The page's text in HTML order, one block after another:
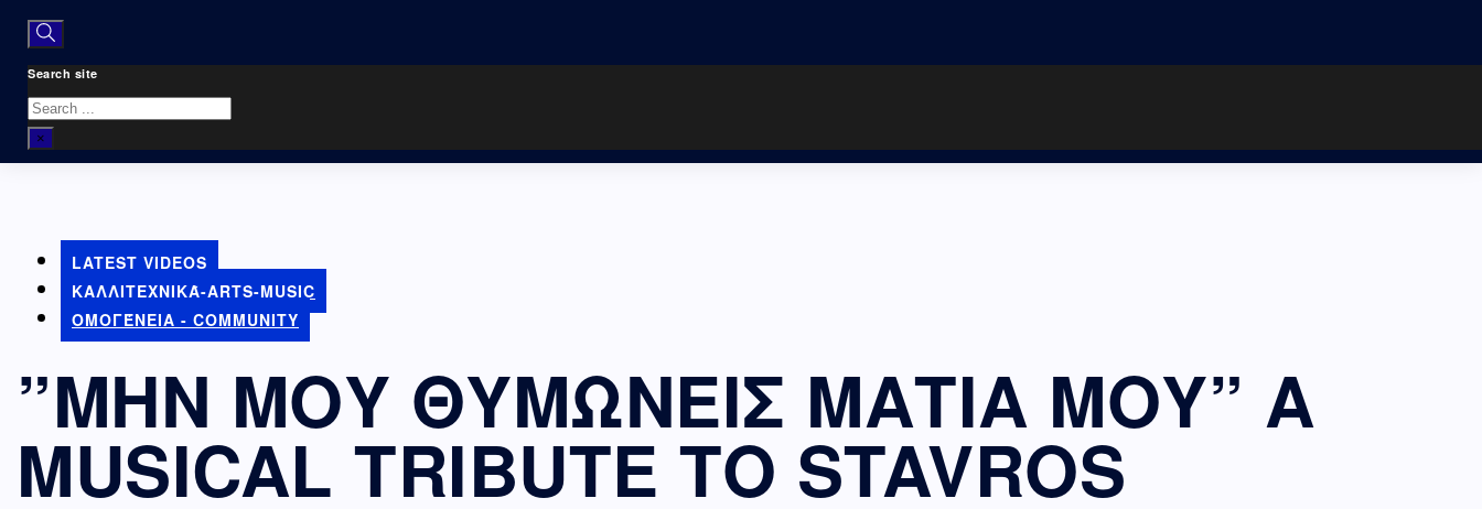
Search site
Search
×
LATEST VIDEOS
ΚΑΛΛΙΤΕΧΝΙΚΆ-ARTS-MUSIC
ΟΜΟΓΈΝΕΙΑ - COMMUNITY
”ΜΗΝ ΜΟΥ ΘΥΜΩΝΕΙΣ ΜΑΤΙΑ ΜΟΥ” A
MUSICAL TRIBUTE TO STAVROS